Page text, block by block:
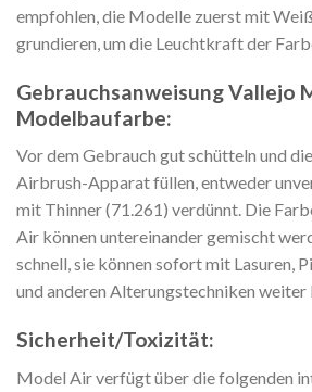
empfohlen, die Modelle zuerst mit
grundieren, um die Leuchtkraft der
Gebrauchsanweisung Vallejo
Modelbaufarbe:
Vor dem Gebrauch gut schütteln und
Airbrush-Apparat füllen, entweder
mit Thinner (71.261) verdünnt. Die
Air können untereinander gemischt
schnell, sie können sofort mit Lasuren,
und anderen Alterungstechniken
Sicherheit/Toxizität:
Model Air verfügt über die folgenden